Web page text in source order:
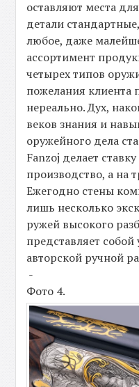
оставляют места
детали
любое, даже
ассортимент
четырех типов
пожелания клиента
нереально. Дух,
веков знания и
оружейного дела
Fanzoj делает
производство, а на
Ежегодно стены
лишь несколько
ружей высокого
представляет
авторской ручной
-
Фото 4.